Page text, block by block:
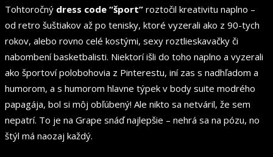
Tohtoročný dress code “šport” roztočil kreativitu naplno –
od retro šuštiakov až po tenisky, ktoré vyzerali ako z 90-tych
rokov, alebo rovno celé kostými, sexy roztlieskavačky či
nabombení basketbalisti. Niektorí išli do toho naplno a vyzerali
ako športoví polobohovia z Pinterestu, iní zas s nadhľadom a
humorom, a s humorom hlavne týpek v body suite modrého
papagája, bol si môj obľúbený! Ale nikto sa netváril, že sem
nepatrí. To je na Grape snáď najlepšie – nehrá sa na pózu, no
štýl má naozaj každý.